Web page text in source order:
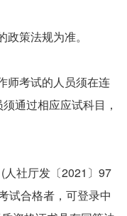
策法规为准。
师考试的人员须在连
通过相应应试科目，
人社厅发〔2021〕97
试合格者，可登录中